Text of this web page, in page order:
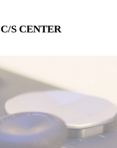
C/S CENTER
이벤트
Q&A
자료실